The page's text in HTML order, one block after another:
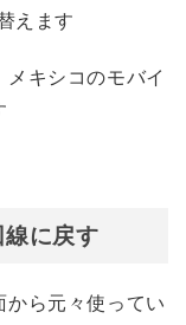
えます
キシコのモバイ
に戻す
から元々使ってい